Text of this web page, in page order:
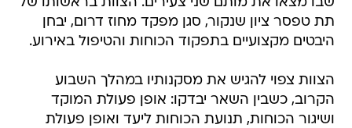
תת טפסר ציון שנקור, סגן מפקד מחוז דרום, יבחן
היבטים מקצועיים בתפקוד הכוחות והטיפול באירוע.
הצוות צפוי להגיש את מסקנותיו במהלך השבוע
הקרוב, כשבין השאר יבדקו: אופן פעולת המוקד
ושיגור הכוחות, תנועת הכוחות ליעד ואופן פעולת